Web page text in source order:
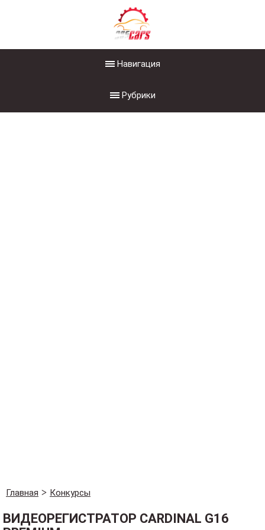
Навигация
Рубрики
Главная Конкурсы
ВИДЕОРЕГИСТРАТОР CARDINAL G16